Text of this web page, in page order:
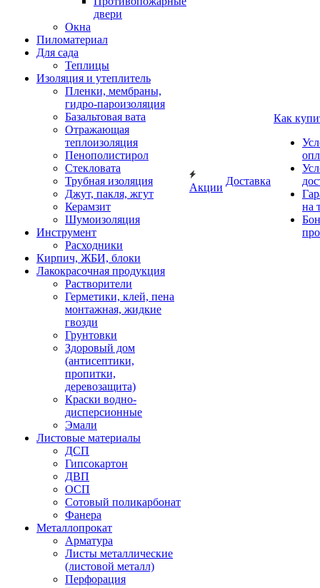
двери
Окна
Пиломатериал
Для сада
Теплицы
Изоляция и утеплитель
Пленки, мембраны,
гидро-пароизоляция
Базальтовая вата
Отражающая
теплоизоляция
Пенополистирол
Стекловата
Трубная изоляция
Джут, пакля, жгут
Керамзит
Шумоизоляция
Инструмент
Расходники
Кирпич, ЖБИ, блоки
Лакокрасочная продукция
Растворители
Герметики, клей, пена
монтажная, жидкие
гвозди
Грунтовки
Здоровый дом
(антисептики,
пропитки,
деревозащита)
Краски водно-
дисперсионные
Эмали
Листовые материалы
ДСП
Гипсокартон
ДВП
ОСП
Сотовый поликарбонат
Фанера
Металлопрокат
Арматура
Листы металлические
(листовой металл)
Перфорация
Акции
Доставка
Как
на